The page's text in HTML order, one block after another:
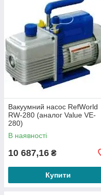
Вакуумний насос RefWorld
RW-280 (аналог Value VE-
280)
В наявності
10 687,16 ₴
Купити